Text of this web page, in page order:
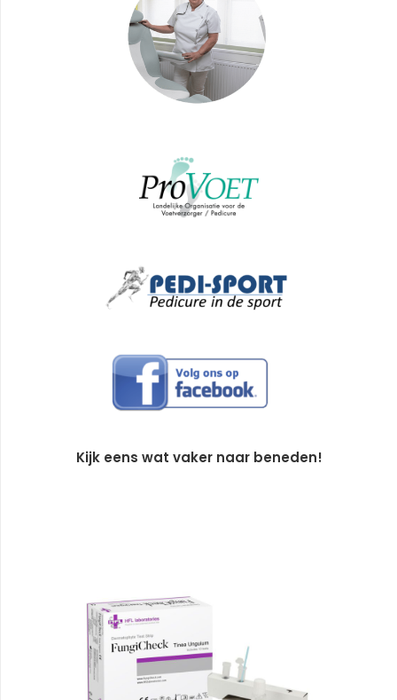
Kijk eens wat vaker naar beneden!